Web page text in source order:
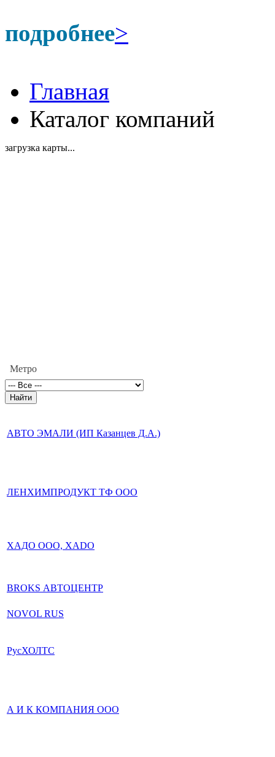
подробнее>
Главная
Каталог компаний
загрузка карты...
Метро
АВТО ЭМАЛИ (ИП Казанцев Д.А.)
ЛЕНХИМПРОДУКТ ТФ ООО
ХАДО ООО, XADO
BROKS АВТОЦЕНТР
NOVOL RUS
РусХОЛТС
А И К КОМПАНИЯ ООО